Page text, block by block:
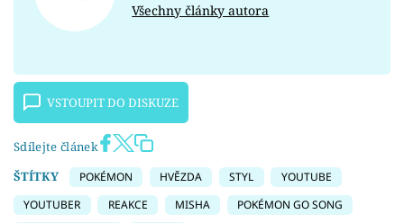
Všechny články autora
VSTOUPIT DO DISKUZE
Sdílejte článek
ŠTÍTKY
POKÉMON HVĚZDA STYL
YOUTUBE
YOUTUBER
REAKCE MISHA
POKÉMON GO SONG